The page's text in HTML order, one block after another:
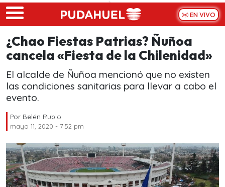
Skip to main content
EN VIVO
¿Chao Fiestas Patrias? Ñuñoa
cancela «Fiesta de la Chilenidad»
El alcalde de Ñuñoa mencionó que no existen
las condiciones sanitarias para llevar a cabo el
evento.
Por Belén Rubio
mayo 11, 2020 - 7:52 pm